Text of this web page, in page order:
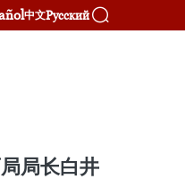
中文Русский
局长白井